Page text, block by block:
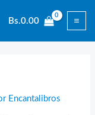
Bs.0.00
Encantalibros